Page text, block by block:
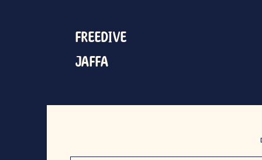
FREEDIVE
JAFFA